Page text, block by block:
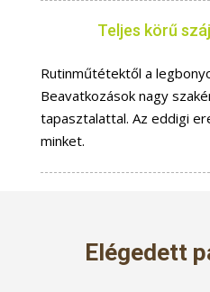
Teljes körű
Rutinműtétektől a
Beavatkozások nagy
tapasztalattal. Az eddigi
minket.
Elégedett